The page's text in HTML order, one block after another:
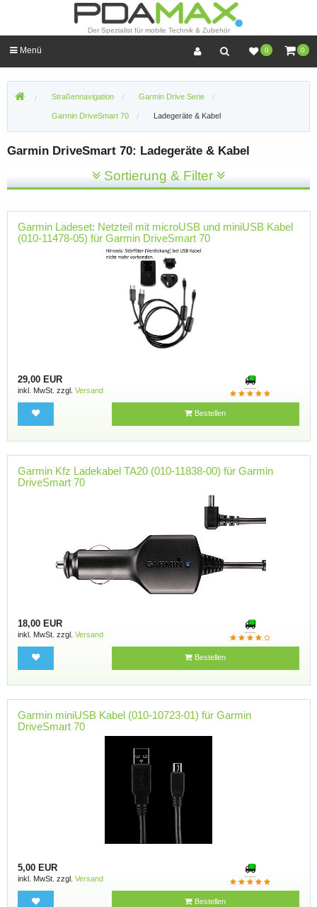
Der Spezialist für mobile Technik & Zubehör
0 0
Menü
Straßennavigation Garmin Drive Serie
Garmin DriveSmart 70 Ladegeräte & Kabel
Garmin DriveSmart 70: Ladegeräte & Kabel
Sortierung & Filter
Garmin Ladeset: Netzteil mit microUSB und miniUSB Kabel
(010-11478-05) für Garmin DriveSmart 70
29,00 EUR
inkl. MwSt. zzgl. Versand
Bestellen
Garmin Kfz Ladekabel TA20 (010-11838-00) für Garmin
DriveSmart 70
18,00 EUR
inkl. MwSt. zzgl. Versand
Bestellen
Garmin miniUSB Kabel (010-10723-01) für Garmin
DriveSmart 70
5,00 EUR
inkl. MwSt. zzgl. Versand
Bestellen